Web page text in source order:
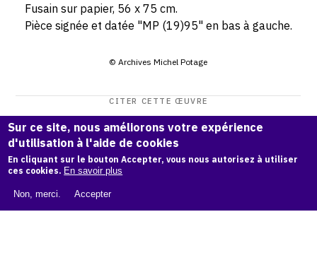
Fusain sur papier, 56 x 75 cm.
Pièce signée et datée "MP (19)95" en bas à gauche.
© Archives Michel Potage
CITER CETTE ŒUVRE
Michel Potage, Arbre — 1995.
Catalogue raisonné Michel Potage
tp
Sur ce site, nous améliorons votre expérience
d'utilisation à l'aide de cookies
En cliquant sur le bouton Accepter, vous nous autorisez à utiliser
ces cookies. En savoir plus
Non, merci. Accepter